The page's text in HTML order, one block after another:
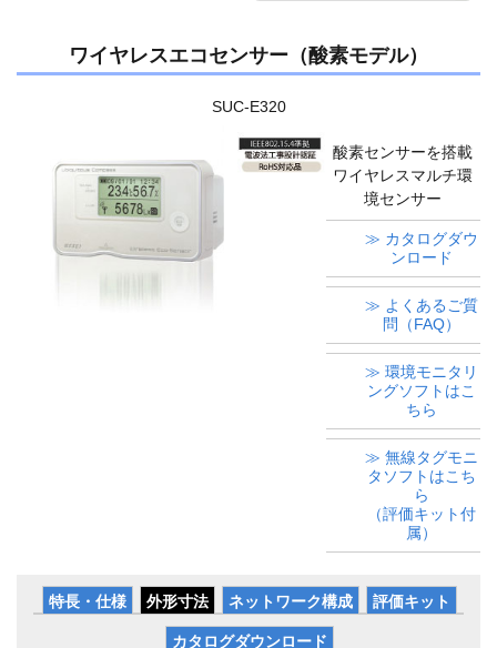
ワイヤレスエコセンサー（酸素モデル）
SUC-E320
酸素センサーを搭載
ワイヤレスマルチ環
境センサー
≫ カタログダウ
ンロード
≫ よくあるご質
問（FAQ）
≫ 環境モニタリ
ングソフトはこ
ちら
≫ 無線タグモニ
タソフトはこち
ら
（評価キット付
属）
特長・仕様 外形寸法 ネットワーク構成 評価キット
カタログダウンロード